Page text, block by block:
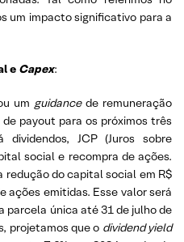
um impacto significativo para a
e Capex:
um guidancede remuneração
payout para os próximos três
dividendos, JCP (Juros sobre
social e recompra de ações.
redução do capital social em R$
ações emitidas. Esse valor será
parcela única até 31 de julho de
projetamos que o dividend yield